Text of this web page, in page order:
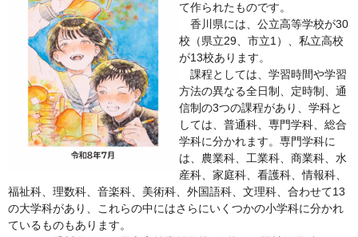
て作られたものです。
香川県には、公立高等学校が30
校（県立29、市立1）、私立高校
が13校あります。
課程としては、学習時間や学習
方法の異なる全日制、定時制、通
信制の3つの課程があり、学科と
しては、普通科、専門学科、総合
学科に分かれます。専門学科に
は、農業科、工業科、商業科、水
産科、家庭科、看護科、情報科、
福祉科、理数科、音楽科、美術科、外国語科、文理科、合わせて13
の大学科があり、これらの中にはさらにいくつかの小学科に分かれ
ているものもあります。